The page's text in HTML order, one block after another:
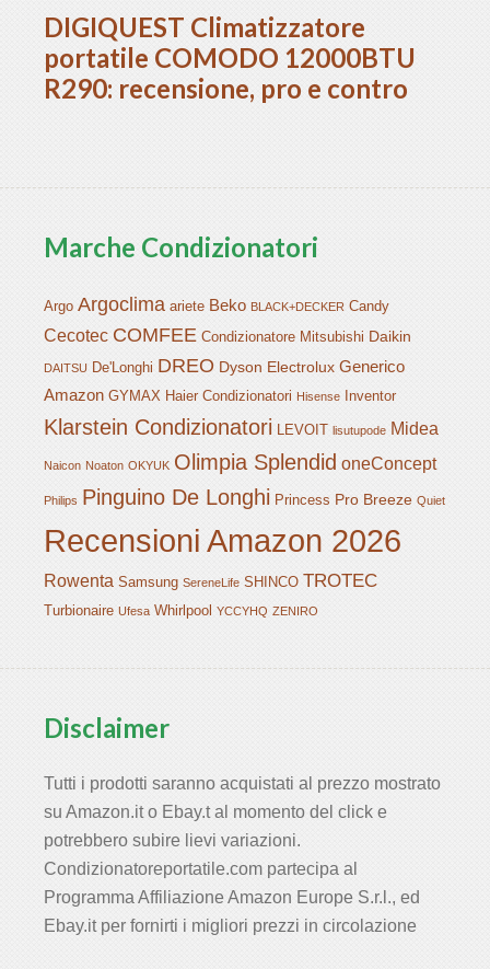
DIGIQUEST Climatizzatore
portatile COMODO 12000BTU
R290: recensione, pro e contro
Marche Condizionatori
Argo Argoclima ariete Beko BLACK+DECKER Candy
Cecotec COMFEE Condizionatore Mitsubishi Daikin
DAITSU De'Longhi DREO Dyson Electrolux Generico
Amazon GYMAX Haier Condizionatori Hisense Inventor
Klarstein Condizionatori LEVOIT lisutupode Midea
Naicon Noaton OKYUK Olimpia Splendid oneConcept
Philips Pinguino De Longhi Princess Pro Breeze Quiet
Recensioni Amazon 2026
Rowenta Samsung SereneLife SHINCO TROTEC
Turbionaire Ufesa Whirlpool YCCYHQ ZENIRO
Disclaimer
Tutti i prodotti saranno acquistati al prezzo mostrato
su Amazon.it o Ebay.t al momento del click e
potrebbero subire lievi variazioni.
Condizionatoreportatile.com partecipa al
Programma Affiliazione Amazon Europe S.r.l., ed
Ebay.it per fornirti i migliori prezzi in circolazione